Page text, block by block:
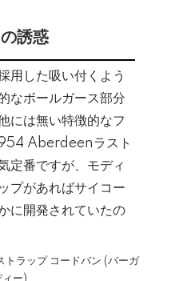
誘惑
用した吸い付くよう
なボールガース部分
には無い特徴的なフ
954 Aberdeenラスト
定番ですが、モディ
プがあればサイコー
に開発されていたの